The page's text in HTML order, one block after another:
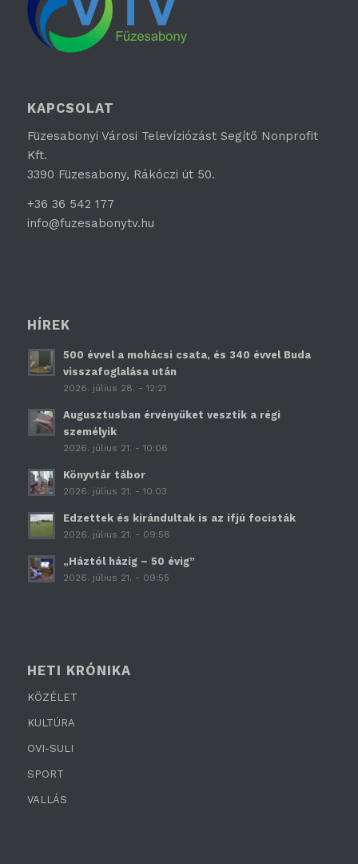
KAPCSOLAT
Füzesabonyi Városi Televíziózást Segítő Nonprofit
Kft.
3390 Füzesabony, Rákóczi út 50.
+36 36 542 177
info@fuzesabonytv.hu
HÍREK
500 évvel a mohácsi csata, és 340 évvel Buda
visszafoglalása után
2026. július 28. - 12:21
Augusztusban érvényüket vesztik a régi
személyik
2026. július 21. - 10:06
Könyvtár tábor
2026. július 21. - 10:03
Edzettek és kirándultak is az ifjú focisták
2026. július 21. - 09:58
„Háztól házig – 50 évig”
2026. július 21. - 09:55
HETI KRÓNIKA
KÖZÉLET
KULTÚRA
OVI-SULI
SPORT
VALLÁS